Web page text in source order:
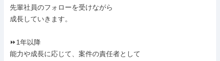
先輩社員のフォローを受けながら
成長していきます。
⏩1年以降
能力や成長に応じて、案件の責任者として